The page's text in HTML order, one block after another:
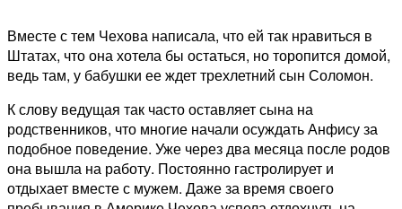
Вместе с тем Чехова написала, что ей так нравиться в
Штатах, что она хотела бы остаться, но торопится домой,
ведь там, у бабушки ее ждет трехлетний сын Соломон.
К слову ведущая так часто оставляет сына на
родственников, что многие начали осуждать Анфису за
подобное поведение. Уже через два месяца после родов
она вышла на работу. Постоянно гастролирует и
отдыхает вместе с мужем. Даже за время своего